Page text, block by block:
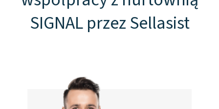
SIGNAL przez Sellasist